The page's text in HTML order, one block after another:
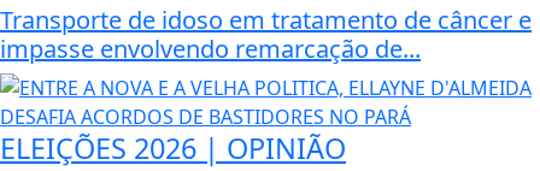
Transporte de idoso em tratamento de câncer e
impasse envolvendo remarcação de...
ELEIÇÕES 2026 | OPINIÃO